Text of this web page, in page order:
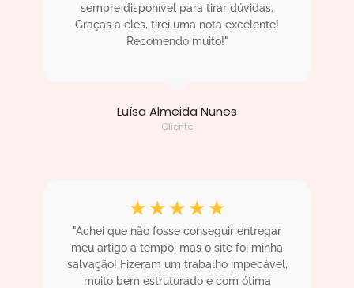
Luísa Almeida Nunes
Cliente
sempre disponível para tirar dúvidas.
Graças a eles, tirei uma nota excelente!
Recomendo muito!"
☆ ☆ ☆ ☆ ☆
"Achei que não fosse conseguir entregar
meu artigo a tempo, mas o site foi minha
salvação! Fizeram um trabalho impecável,
muito bem estruturado e com ótima